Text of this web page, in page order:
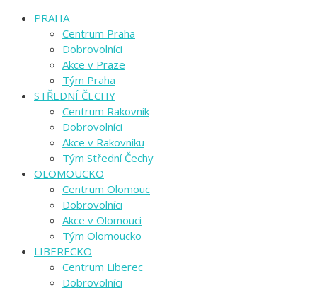
PRAHA
Centrum Praha
Dobrovolníci
Akce v Praze
Tým Praha
STŘEDNÍ ČECHY
Centrum Rakovník
Dobrovolníci
Akce v Rakovníku
Tým Střední Čechy
OLOMOUCKO
Centrum Olomouc
Dobrovolníci
Akce v Olomouci
Tým Olomoucko
LIBERECKO
Centrum Liberec
Dobrovolníci